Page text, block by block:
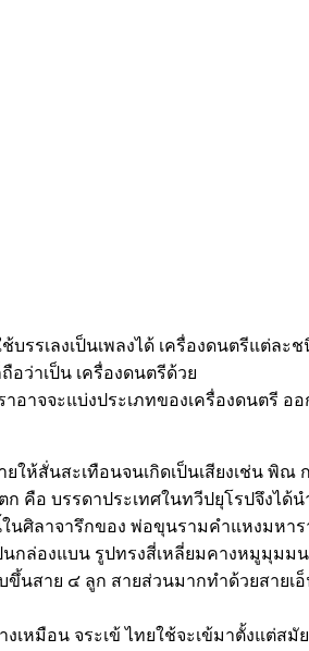
บรรเลงเป็นเพลงได้ เครื่องดนตรีแต่
อว่าเป็น เครื่องดนตรีด้วย
อาจจะแบ่งประเภทของเครื่องดนตรี อ
ให้สั่นสะเทือนจนเกิดเป็นเสียงเช่น พิ
คือ บรรดาประเทศในทวีปยุโรปจึงไ
ศิลาจารึกของ พ่อขุนรามคำแหงมหา
องแบน รูปทรงสี่เหลี่ยมคางหมูมุมมน
นสาย ๔ ลูก สายส่วนมากทำด้วยสาย
หมือน จระเข้ ไทยใช้จะเข้มาตั้งแต่ส